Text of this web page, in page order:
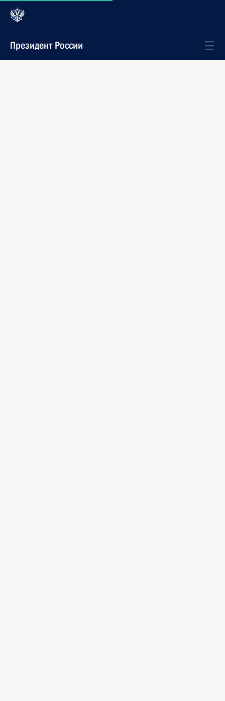
Президент России